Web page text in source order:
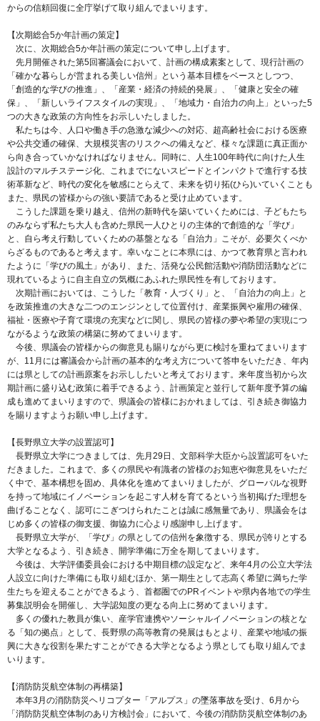
からの信頼回復に全庁挙げて取り組んでまいります。
【次期総合5か年計画の策定】
次に、次期総合5か年計画の策定について申し上げます。
先月開催された第5回審議会において、計画の構成素案として、現行計画の
「確かな暮らしが営まれる美しい信州」という基本目標をベースとしつつ、
「創造的な学びの推進」、「産業・経済の持続的発展」、「健康と安全の確
保」、「新しいライフスタイルの実現」、「地域力・自治力の向上」といった5
つの大きな政策の方向性をお示しいたしました。
私たちは今、人口や働き手の急激な減少への対応、超高齢社会における医療
や公共交通の確保、大規模災害のリスクへの備えなど、様々な課題に真正面か
ら向き合っていかなければなりません。同時に、人生100年時代に向けた人生
設計のマルチステージ化、これまでにないスピードとインパクトで進行する技
術革新など、時代の変化を敏感にとらえて、未来を切り拓(ひら)いていくことも
また、県民の皆様からの強い要請であると受け止めています。
こうした課題を乗り越え、信州の新時代を築いていくためには、子どもたち
のみならず私たち大人も含めた県民一人ひとりの主体的で創造的な「学び」
と、自ら考え行動していくための基盤となる「自治力」こそが、必要欠くべか
らざるものであると考えます。幸いなことに本県には、かつて教育県と言われ
たように「学びの風土」があり、また、活発な公民館活動や消防団活動などに
現れているように自主自立の気概にあふれた県民性を有しております。
次期計画においては、こうした「教育・人づくり」と、「自治力の向上」と
を政策推進の大きな二つのエンジンとして位置付け、産業振興や雇用の確保、
福祉・医療や子育て環境の充実などに関し、県民の皆様の夢や希望の実現につ
ながるような政策の構築に努めてまいります。
今後、県議会の皆様からの御意見も賜りながら更に検討を重ねてまいります
が、11月には審議会から計画の基本的な考え方について答申をいただき、年内
には県としての計画原案をお示ししたいと考えております。来年度当初から次
期計画に盛り込む政策に着手できるよう、計画策定と並行して新年度予算の編
成も進めてまいりますので、県議会の皆様におかれましては、引き続き御協力
を賜りますようお願い申し上げます。
【長野県立大学の設置認可】
長野県立大学につきましては、先月29日、文部科学大臣から設置認可をいた
だきました。これまで、多くの県民や有識者の皆様のお知恵や御意見をいただ
く中で、基本構想を固め、具体化を進めてまいりましたが、グローバルな視野
を持って地域にイノベーションを起こす人材を育てるという当初掲げた理想を
曲げることなく、認可にこぎつけられたことは誠に感無量であり、県議会をは
じめ多くの皆様の御支援、御協力に心より感謝申し上げます。
長野県立大学が、「学び」の県としての信州を象徴する、県民が誇りとする
大学となるよう、引き続き、開学準備に万全を期してまいります。
今後は、大学評価委員会における中期目標の設定など、来年4月の公立大学法
人設立に向けた準備にも取り組むほか、第一期生として志高く希望に満ちた学
生たちを迎えることができるよう、首都圏でのPRイベントや県内各地での学生
募集説明会を開催し、大学認知度の更なる向上に努めてまいります。
多くの優れた教員が集い、産学官連携やソーシャルイノベーションの核とな
る「知の拠点」として、長野県の高等教育の発展はもとより、産業や地域の振
興に大きな役割を果たすことができる大学となるよう県としても取り組んでま
いります。
【消防防災航空体制の再構築】
本年3月の消防防災ヘリコプター「アルプス」の墜落事故を受け、6月から
「消防防災航空体制のあり方検討会」において、今後の消防防災航空体制のあ